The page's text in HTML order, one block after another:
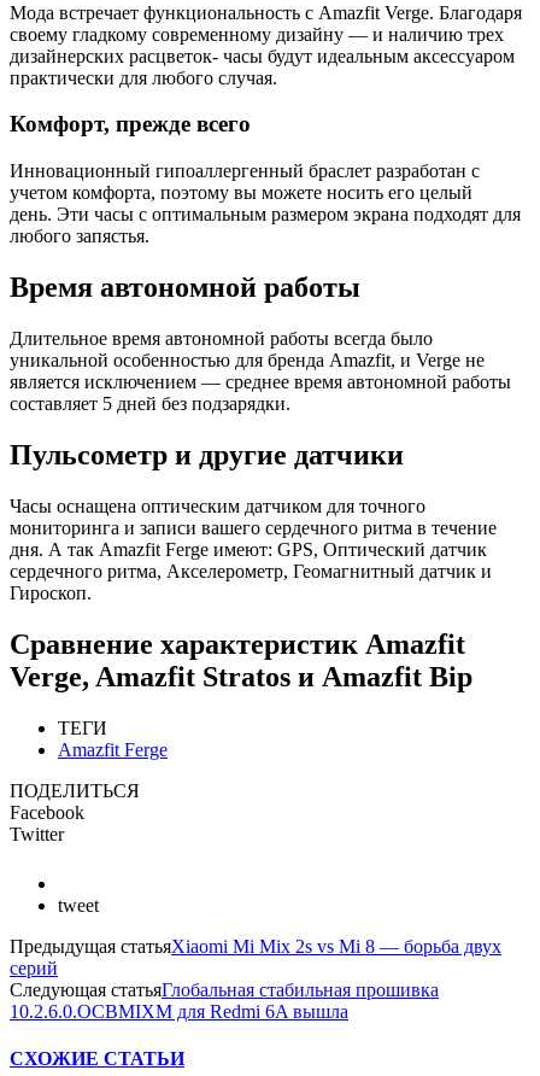
Мода встречает функциональность с Amazfit Verge. Благодаря
своему гладкому современному дизайну — и наличию трех
дизайнерских расцветок- часы будут идеальным аксессуаром
практически для любого случая.
Комфорт, прежде всего
Инновационный гипоаллергенный браслет разработан с
учетом комфорта, поэтому вы можете носить его целый
день. Эти часы с оптимальным размером экрана подходят для
любого запястья.
Время автономной работы
Длительное время автономной работы всегда было
уникальной особенностью для бренда Amazfit, и Verge не
является исключением — среднее время автономной работы
составляет 5 дней без подзарядки.
Пульсометр и другие датчики
Часы оснащена оптическим датчиком для точного
мониторинга и записи вашего сердечного ритма в течение
дня. А так Amazfit Ferge имеют: GPS, Оптический датчик
сердечного ритма, Акселерометр, Геомагнитный датчик и
Гироскоп.
Сравнение характеристик Amazfit
Verge, Amazfit Stratos и Amazfit Bip
ТЕГИ
Amazfit Ferge
ПОДЕЛИТЬСЯ
Facebook
Twitter
tweet
Предыдущая статьяXiaomi Mi Mix 2s vs Mi 8 — борьба двух
серий
Следующая статьяГлобальная стабильная прошивка
10.2.6.0.OCBMIXM для Redmi 6A вышла
СХОЖИЕ СТАТЬИ